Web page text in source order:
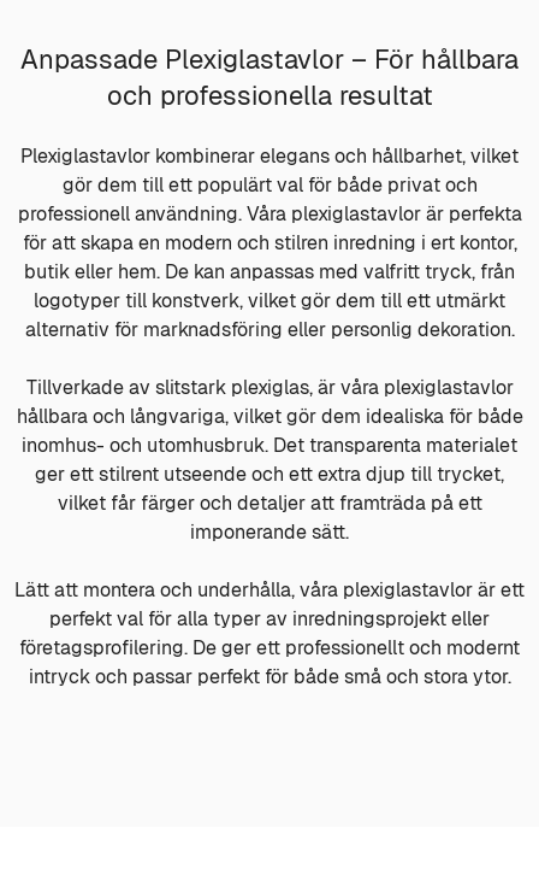
Anpassade Plexiglastavlor – För hållbara
och professionella resultat
Plexiglastavlor kombinerar elegans och hållbarhet, vilket
gör dem till ett populärt val för både privat och
professionell användning. Våra plexiglastavlor är perfekta
för att skapa en modern och stilren inredning i ert kontor,
butik eller hem. De kan anpassas med valfritt tryck, från
logotyper till konstverk, vilket gör dem till ett utmärkt
alternativ för marknadsföring eller personlig dekoration.
Tillverkade av slitstark plexiglas, är våra plexiglastavlor
hållbara och långvariga, vilket gör dem idealiska för både
inomhus- och utomhusbruk. Det transparenta materialet
ger ett stilrent utseende och ett extra djup till trycket,
vilket får färger och detaljer att framträda på ett
imponerande sätt.
Lätt att montera och underhålla, våra plexiglastavlor är ett
perfekt val för alla typer av inredningsprojekt eller
företagsprofilering. De ger ett professionellt och modernt
intryck och passar perfekt för både små och stora ytor.